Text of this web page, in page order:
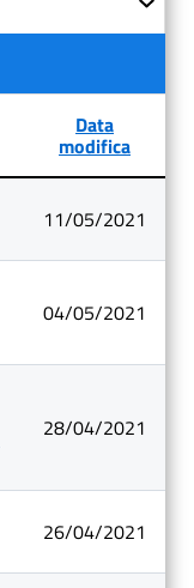
Data
modifica
11/05/2021
04/05/2021
28/04/2021
26/04/2021